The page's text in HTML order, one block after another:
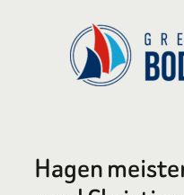
Hagen